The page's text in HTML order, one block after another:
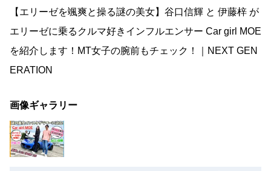
【エリーゼを颯爽と操る謎の美女】谷口信輝 と 伊藤梓 が
エリーゼに乗るクルマ好きインフルエンサー Car girl MOE
を紹介します！MT女子の腕前もチェック！｜NEXT GEN
ERATION
画像ギャラリー